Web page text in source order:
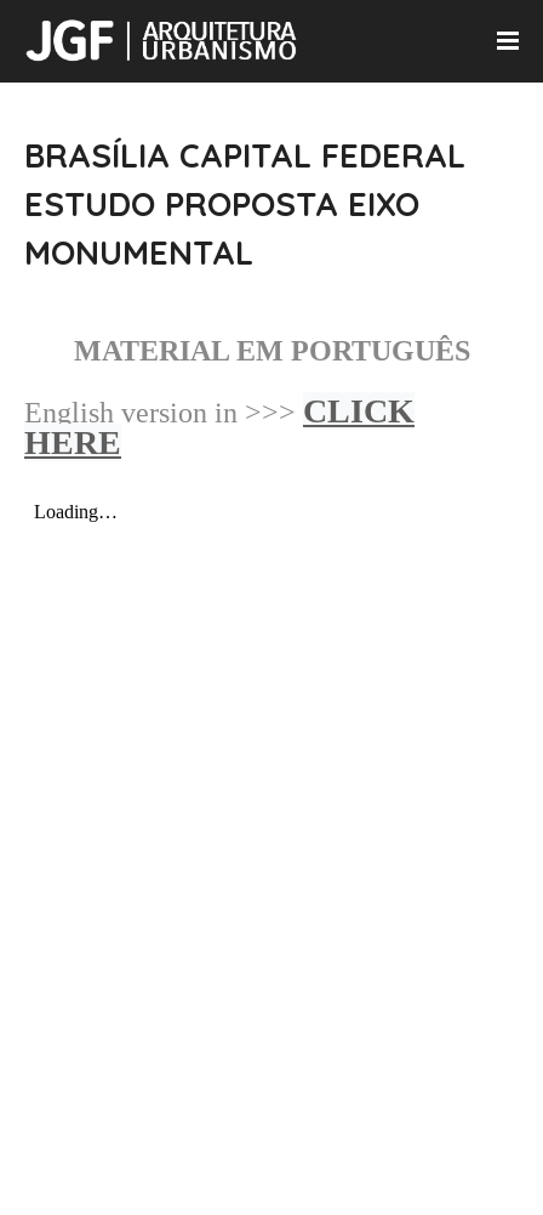
BRASÍLIA CAPITAL FEDERAL
ESTUDO PROPOSTA EIXO
MONUMENTAL
MATERIAL EM PORTUGUÊS
English version in >>> CLICK
HERE